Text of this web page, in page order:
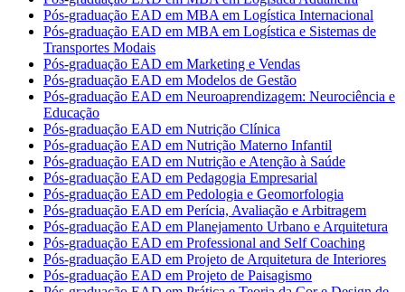
Pós-graduação EAD em MBA em Logística Internacional
Pós-graduação EAD em MBA em Logística e Sistemas de
Transportes Modais
Pós-graduação EAD em Marketing e Vendas
Pós-graduação EAD em Modelos de Gestão
Pós-graduação EAD em Neuroaprendizagem: Neurociência e
Educação
Pós-graduação EAD em Nutrição Clínica
Pós-graduação EAD em Nutrição Materno Infantil
Pós-graduação EAD em Nutrição e Atenção à Saúde
Pós-graduação EAD em Pedagogia Empresarial
Pós-graduação EAD em Pedologia e Geomorfologia
Pós-graduação EAD em Perícia, Avaliação e Arbitragem
Pós-graduação EAD em Planejamento Urbano e Arquitetura
Pós-graduação EAD em Professional and Self Coaching
Pós-graduação EAD em Projeto de Arquitetura de Interiores
Pós-graduação EAD em Projeto de Paisagismo